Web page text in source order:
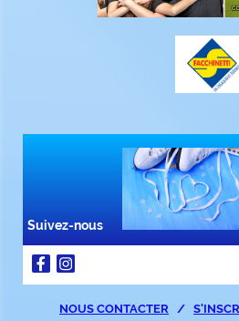
Suivez-nous
NOUS CONTACTER /